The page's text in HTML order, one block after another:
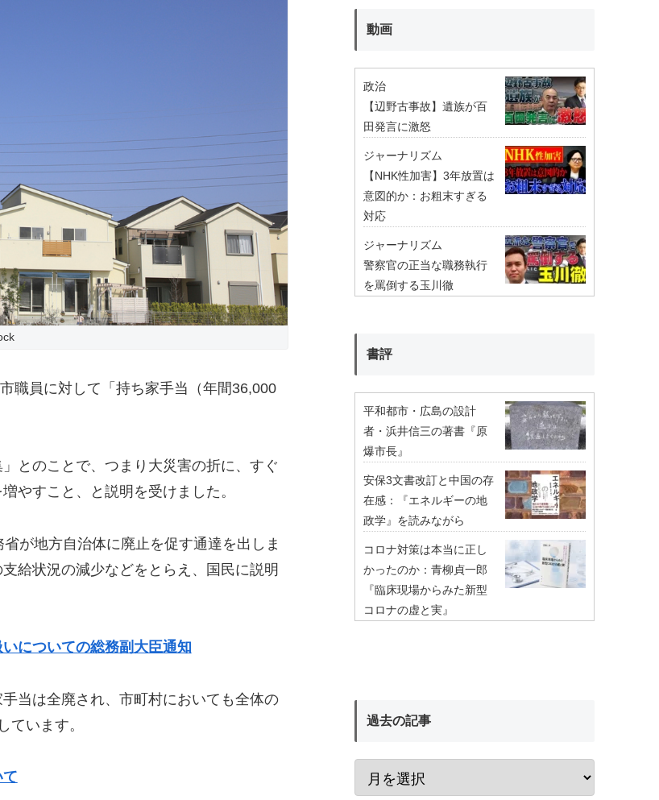
職員に対して「持ち家手当（年間36,000
とのことで、つまり大災害の折に、すぐ
やすこと、と説明を受けました。
が地方自治体に廃止を促す通達を出しま
給状況の減少などをとらえ、国民に説明
についての総務副大臣通知
当は全廃され、市町村においても全体の
ています。
動画
政治
【辺野古事故】遺族が百
田発言に激怒
ジャーナリズム
【NHK性加害】3年放置は
意図的か：お粗末すぎる
対応
ジャーナリズム
警察官の正当な職務執行
を罵倒する玉川徹
書評
平和都市・広島の設計
者・浜井信三の著書『原
爆市長』
安保3文書改訂と中国の存
在感：『エネルギーの地
政学』を読みながら
コロナ対策は本当に正し
かったのか：青柳貞一郎
『臨床現場からみた新型
コロナの虚と実』
過去の記事